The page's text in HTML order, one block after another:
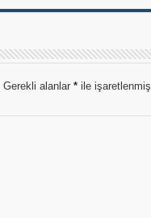
Gerekli alanlar *ile